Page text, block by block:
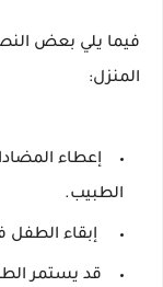
فيما يلي بعض
المنزل:
إعطاء
الطبيب.
إبقاء
قد يستمر